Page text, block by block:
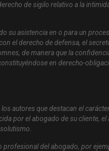
de sigilo relativo a la
su asistencia en o para un
el derecho de defensa, el
de manera que la
en derecho-
autores que destacan el
por el abogado de su cliente,
del abogado, por